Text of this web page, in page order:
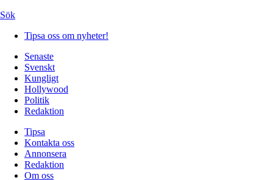
Sök
Tipsa oss om nyheter!
Senaste
Svenskt
Kungligt
Hollywood
Politik
Redaktion
Tipsa
Kontakta oss
Annonsera
Redaktion
Om oss